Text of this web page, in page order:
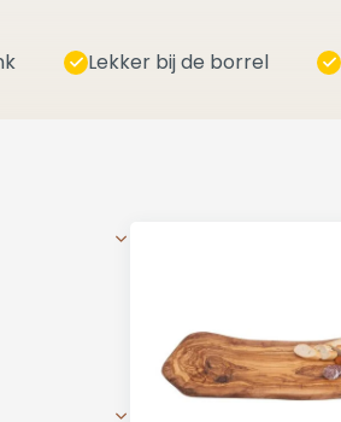
Lekker bij de borrel